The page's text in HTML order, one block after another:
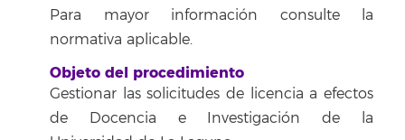
Para mayor información consulte la
normativa aplicable.
Objeto del procedimiento
Gestionar las solicitudes de licencia a efectos
de Docencia e Investigación de la